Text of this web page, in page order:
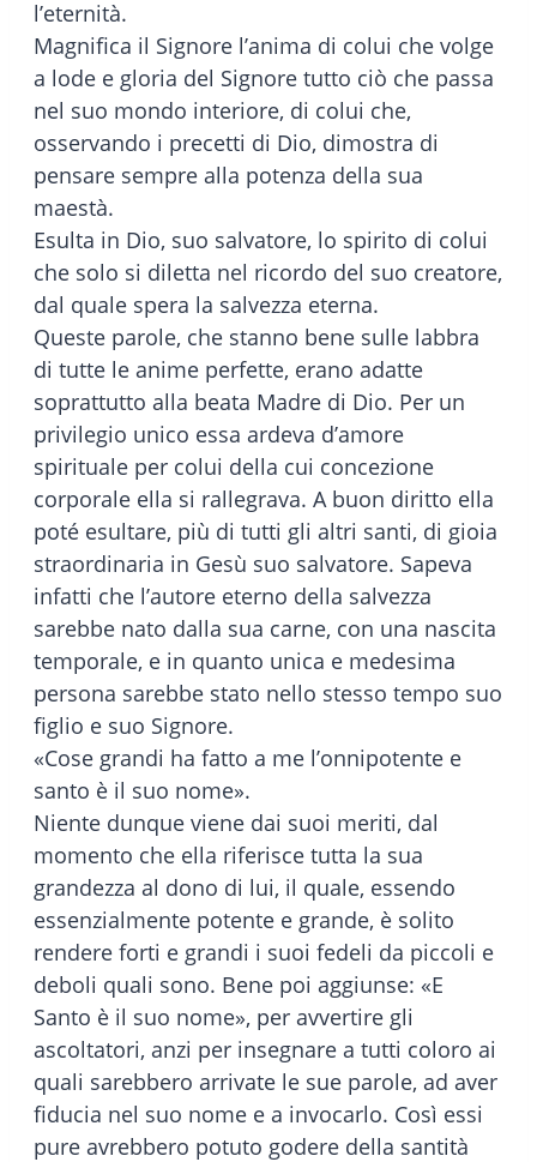
l’eternità.
Magnifica il Signore l’anima di colui che volge
a lode e gloria del Signore tutto ciò che passa
nel suo mondo interiore, di colui che,
osservando i precetti di Dio, dimostra di
pensare sempre alla potenza della sua
maestà.
Esulta in Dio, suo salvatore, lo spirito di colui
che solo si diletta nel ricordo del suo creatore,
dal quale spera la salvezza eterna.
Queste parole, che stanno bene sulle labbra
di tutte le anime perfette, erano adatte
soprattutto alla beata Madre di Dio. Per un
privilegio unico essa ardeva d’amore
spirituale per colui della cui concezione
corporale ella si rallegrava. A buon diritto ella
poté esultare, più di tutti gli altri santi, di gioia
straordinaria in Gesù suo salvatore. Sapeva
infatti che l’autore eterno della salvezza
sarebbe nato dalla sua carne, con una nascita
temporale, e in quanto unica e medesima
persona sarebbe stato nello stesso tempo suo
figlio e suo Signore.
«Cose grandi ha fatto a me l’onnipotente e
santo è il suo nome».
Niente dunque viene dai suoi meriti, dal
momento che ella riferisce tutta la sua
grandezza al dono di lui, il quale, essendo
essenzialmente potente e grande, è solito
rendere forti e grandi i suoi fedeli da piccoli e
deboli quali sono. Bene poi aggiunse: «E
Santo è il suo nome», per avvertire gli
ascoltatori, anzi per insegnare a tutti coloro ai
quali sarebbero arrivate le sue parole, ad aver
fiducia nel suo nome e a invocarlo. Così essi
pure avrebbero potuto godere della santità